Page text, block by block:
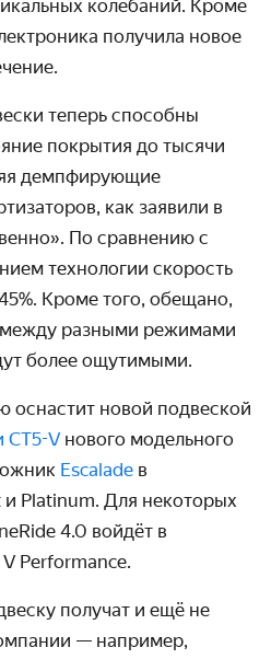
колебаний. Кроме
получила новое
теперь способны
покрытия до тысячи
демп­фирующие
как заявили в
По сравнению с
технологии скорость
Кроме того, обещано,
между разными режимами
более ощутимыми.
оснастит новой подвеской
CT5-V нового модельного
Escalade в
Platinum. Для некоторых
4.0 войдёт в
Performance.
получат и ещё не
— например,